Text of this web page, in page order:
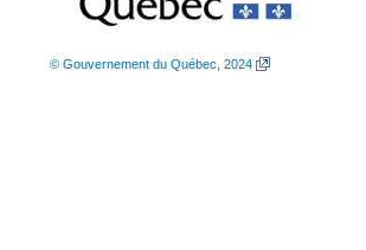
© Gouvernement du Québec, 2024